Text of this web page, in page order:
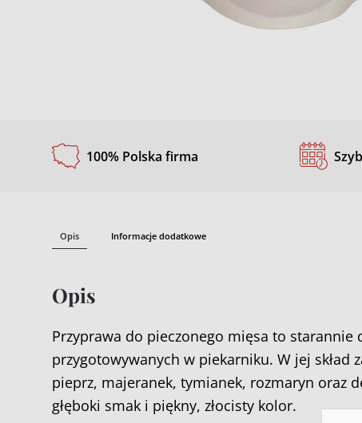
100% Polska firma
Opis Informacje dodatkowe
Opis
Przyprawa do pieczonego mięsa to
przygotowywanych w piekarniku. W jej skład
pieprz, majeranek, tymianek, rozmaryn oraz
głęboki smak i piękny, złocisty kolor.